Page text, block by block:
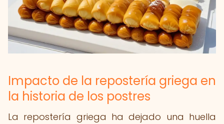
Impacto de la repostería griega en
la historia de los postres
La repostería griega ha dejado una huella